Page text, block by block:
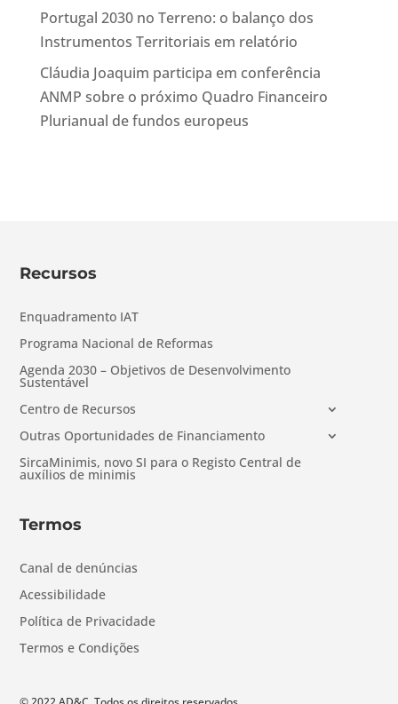
Portugal 2030 no Terreno: o balanço dos
Instrumentos Territoriais em relatório
Cláudia Joaquim participa em conferência
ANMP sobre o próximo Quadro Financeiro
Plurianual de fundos europeus
Recursos
Enquadramento IAT
Programa Nacional de Reformas
Agenda 2030 – Objetivos de Desenvolvimento
Sustentável
Centro de Recursos
Outras Oportunidades de Financiamento
SircaMinimis, novo SI para o Registo Central de
auxílios de minimis
Termos
Canal de denúncias
Acessibilidade
Política de Privacidade
Termos e Condições